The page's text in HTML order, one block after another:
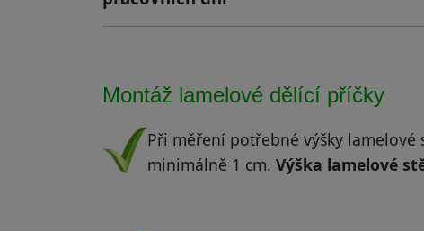
Montáž lamelové dělící příčky
Při měření potřebné výšky
minimálně 1 cm. Výška lamelové